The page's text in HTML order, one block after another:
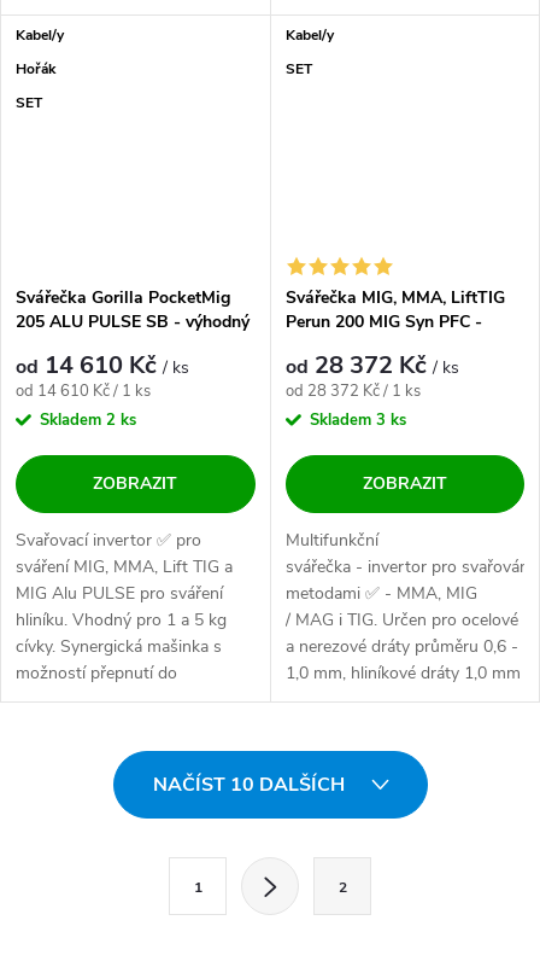
použije...
a kvalitní...
Kabel/y
Hořák
SET
Svářečka Gorilla PocketMig
205 ALU PULSE SB - výhodný
od 14 610 Kč/ ks
Měrná cena:
od 14 610 Kč / 1 ks
Skladem 2 ks
ZOBRAZIT
Svařovací invertor ✅ pro
sváření MIG, MMA, Lift TIG a
MIG Alu PULSE pro sváření
hliníku. Vhodný pro 1 a 5 kg
cívky. Synergická mašinka s
možností přepnutí do
manuálu....
Kabel/y
SET
Svářečka MIG, MMA, LiftTIG
Perun 200 MIG Syn PFC -
od 28 372 Kč/ ks
Měrná cena:
od 28 372 Kč / 1 ks
Skladem 3 ks
ZOBRAZIT
Multifunkční
svářečka - invertor pro svařování
metodami ✅ - MMA, MIG
/ MAG i TIG. Určen pro ocelové
a nerezové dráty průměru 0,6 -
1,0 mm, hliníkové dráty 1,0 mm
a skvěle...
Ovládací prvky výpisu
NAČÍST 10 DALŠÍCH
1 2